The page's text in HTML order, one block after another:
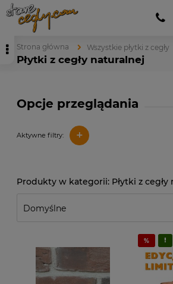
Strona główna Wszystkie płytki z cegły
Płytki z cegły naturalnej
Opcje przeglądania
Aktywne filtry: +
Płytki z